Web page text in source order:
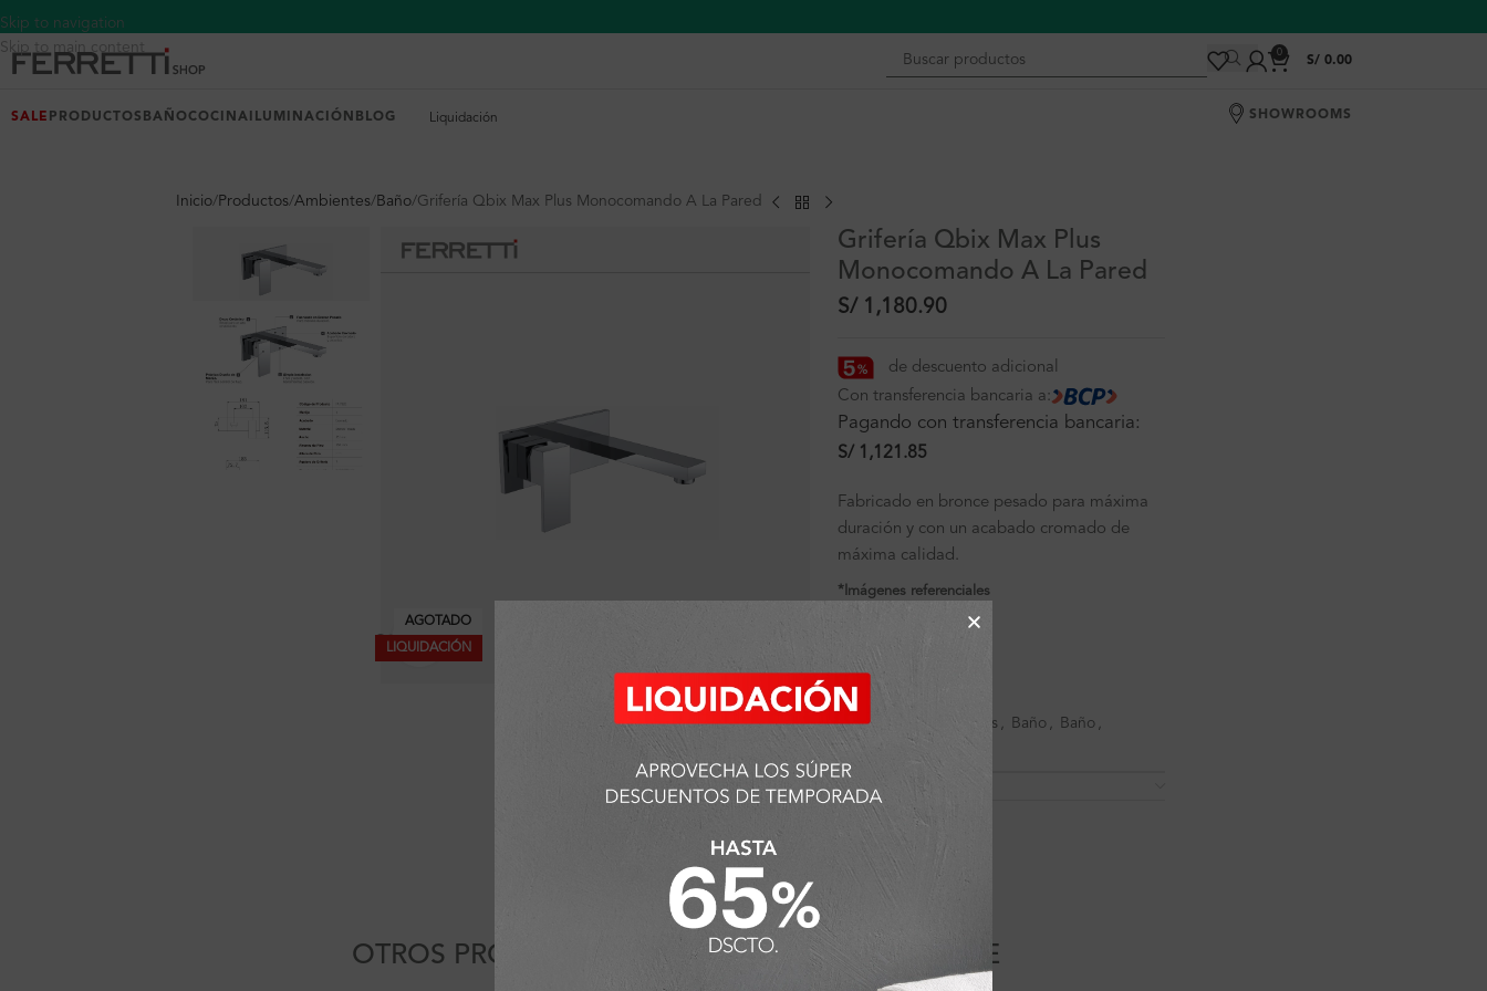
Skip to navigation
Skip to main content
0
S/ 0.00
SALE PRODUCTOS BAÑOCOCINA ILUMINACIÓN BLOG Liquidación SHOWROOMS
Inicio Productos Ambientes Baño Grifería Qbix Max Plus Monocomando A La Pared
AGOTADO
LIQUIDACIÓN
Clic para ampliar
Grifería Qbix Max Plus
Monocomando A La Pared
S/1,180.90
de descuento adicional
Con transferencia bancaria a:
Pagando con transferencia bancaria:
S/1,121.85
Fabricado en bronce pesado para máxima
duración y con un acabado cromado de
máxima calidad.
*Imágenes referenciales
SKU:
Categorías:
Ambientes , Baño , Baño ,
Griferías
Detalles y Material
OTROS PRODUCTOS QUE PUEDEN INTERESARTE